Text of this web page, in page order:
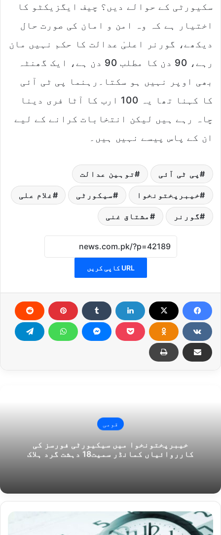
سکیورٹی کے حوالے دیں؟ چیف ایگزیکٹو کا
اختیار ہے کہ وہ امن و امان کی صورت حال
دیکھے، گورنر اعلیٰ عدالت کا حکم نہیں مان
رہے، 90 دن کا مطلب 90 دن ہے، ایک گھنٹہ
بھی اوپر نہیں ہو سکتا۔رہنما پی ٹی آئی
کا کہنا تھا یہ 100 ارب کا آٹا فری دینا
چاہ رہے ہیں لیکن انتخابات کرانے کے لیے
ان کے پاس پیسے نہیں ہیں۔
پی ٹی آئی توہین عدالت
خیبرپختونخوا سیکورٹی غلام علی
گورنر مشتاق غنی
URL کاپی کریں
قومی
خیبرپختونخوا میں سیکیورٹی فورسز کی
کارروائیاں کمانڈر سمیت18 دہشت گرد ہلاک
رمضان
المبارک